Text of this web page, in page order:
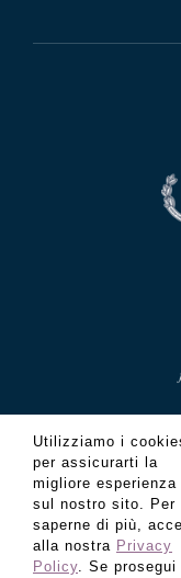
Utilizziamo i
per assicurarti la
migliore esperienza
sul nostro sito. Per
saperne di più,
alla nostra Privacy
Policy. Se prosegui